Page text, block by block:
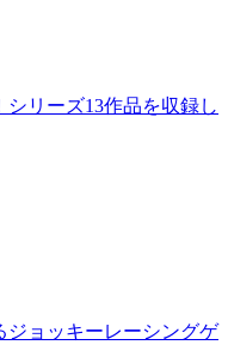
シリーズ13作品を収録し
ジョッキーレーシングゲ